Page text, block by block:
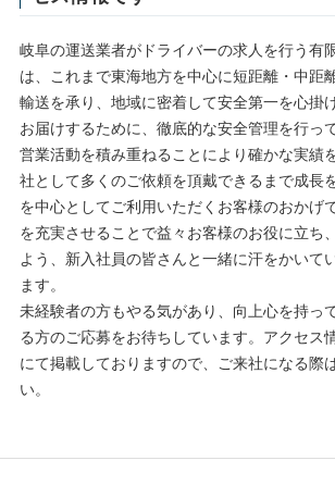
岐阜の運送業者がドライバーの求人を行う有
は、これまで東海地方を中心に短距離・中距
輸送を承り、地域に密着して安全第一を心掛
お届けするために、徹底的な安全管理を行っ
営業活動を積み重ねることにより確かな実績
社として多くのご依頼を頂戴できるまで成長
を中心としてご利用いただくお客様のおかげ
を充実させることで益々お客様のお役に立ち
よう、新入社員の皆さんと一緒に汗をかいて
ます。
未経験者の方もやる気があり、向上心を持っ
る方のご応募をお待ちしています。アクセス
にて掲載しておりますので、ご来社になる際
い。